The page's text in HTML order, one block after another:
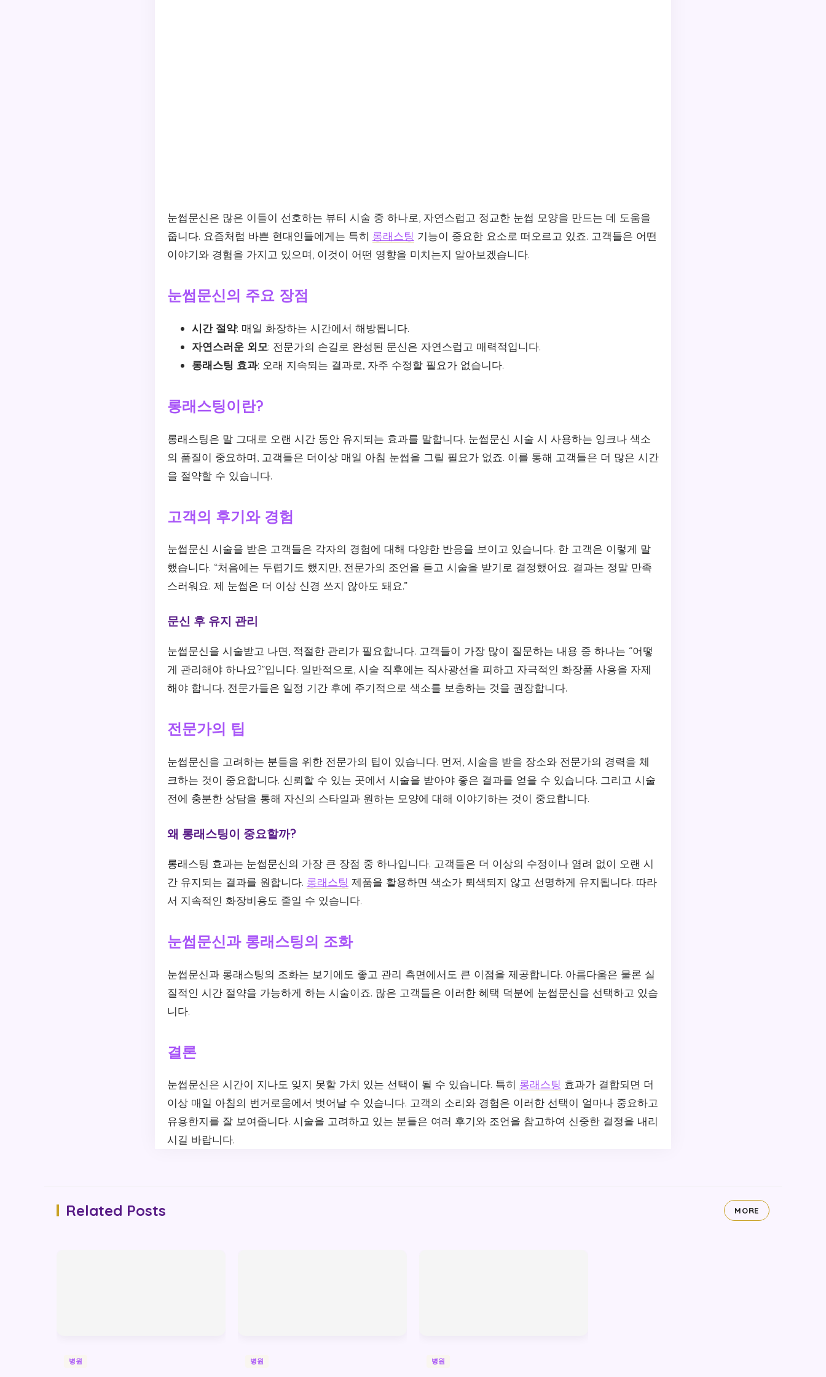
눈썹문신은 많은 이들이 선호하는 뷰티 시술 중 하나로, 자연스럽고 정교한 눈썹 모양을 만드는 데 도움을
줍니다. 요즘처럼 바쁜 현대인들에게는 특히 롱래스팅 기능이 중요한 요소로 떠오르고 있죠. 고객들은 어떤
이야기와 경험을 가지고 있으며, 이것이 어떤 영향을 미치는지 알아보겠습니다.
눈썹문신의 주요 장점
시간 절약: 매일 화장하는 시간에서 해방됩니다.
자연스러운 외모: 전문가의 손길로 완성된 문신은 자연스럽고 매력적입니다.
롱래스팅 효과: 오래 지속되는 결과로, 자주 수정할 필요가 없습니다.
롱래스팅이란?
롱래스팅은 말 그대로 오랜 시간 동안 유지되는 효과를 말합니다. 눈썹문신 시술 시 사용하는 잉크나 색소
의 품질이 중요하며, 고객들은 더이상 매일 아침 눈썹을 그릴 필요가 없죠. 이를 통해 고객들은 더 많은 시간
을 절약할 수 있습니다.
고객의 후기와 경험
눈썹문신 시술을 받은 고객들은 각자의 경험에 대해 다양한 반응을 보이고 있습니다. 한 고객은 이렇게 말
했습니다. “처음에는 두렵기도 했지만, 전문가의 조언을 듣고 시술을 받기로 결정했어요. 결과는 정말 만족
스러워요. 제 눈썹은 더 이상 신경 쓰지 않아도 돼요.”
문신 후 유지 관리
눈썹문신을 시술받고 나면, 적절한 관리가 필요합니다. 고객들이 가장 많이 질문하는 내용 중 하나는 “어떻
게 관리해야 하나요?”입니다. 일반적으로, 시술 직후에는 직사광선을 피하고 자극적인 화장품 사용을 자제
해야 합니다. 전문가들은 일정 기간 후에 주기적으로 색소를 보충하는 것을 권장합니다.
전문가의 팁
눈썹문신을 고려하는 분들을 위한 전문가의 팁이 있습니다. 먼저, 시술을 받을 장소와 전문가의 경력을 체
크하는 것이 중요합니다. 신뢰할 수 있는 곳에서 시술을 받아야 좋은 결과를 얻을 수 있습니다. 그리고 시술
전에 충분한 상담을 통해 자신의 스타일과 원하는 모양에 대해 이야기하는 것이 중요합니다.
왜 롱래스팅이 중요할까?
롱래스팅 효과는 눈썹문신의 가장 큰 장점 중 하나입니다. 고객들은 더 이상의 수정이나 염려 없이 오랜 시
간 유지되는 결과를 원합니다. 롱래스팅 제품을 활용하면 색소가 퇴색되지 않고 선명하게 유지됩니다. 따라
서 지속적인 화장비용도 줄일 수 있습니다.
눈썹문신과 롱래스팅의 조화
눈썹문신과 롱래스팅의 조화는 보기에도 좋고 관리 측면에서도 큰 이점을 제공합니다. 아름다움은 물론 실
질적인 시간 절약을 가능하게 하는 시술이죠. 많은 고객들은 이러한 혜택 덕분에 눈썹문신을 선택하고 있습
니다.
결론
눈썹문신은 시간이 지나도 잊지 못할 가치 있는 선택이 될 수 있습니다. 특히 롱래스팅 효과가 결합되면 더
이상 매일 아침의 번거로움에서 벗어날 수 있습니다. 고객의 소리와 경험은 이러한 선택이 얼마나 중요하고
유용한지를 잘 보여줍니다. 시술을 고려하고 있는 분들은 여러 후기와 조언을 참고하여 신중한 결정을 내리
시길 바랍니다.
Related Posts MORE
병원 병원 병원